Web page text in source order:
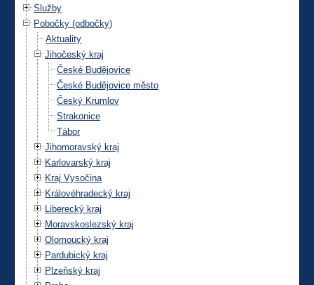
Služby
Pobočky (odbočky)
Aktuality
Jihočeský kraj
České Budějovice
České Budějovice město
Český Krumlov
Strakonice
Tábor
Jihomoravský kraj
Karlovarský kraj
Kraj Vysočina
Královéhradecký kraj
Liberecký kraj
Moravskoslezský kraj
Olomoucký kraj
Pardubický kraj
Plzeňský kraj